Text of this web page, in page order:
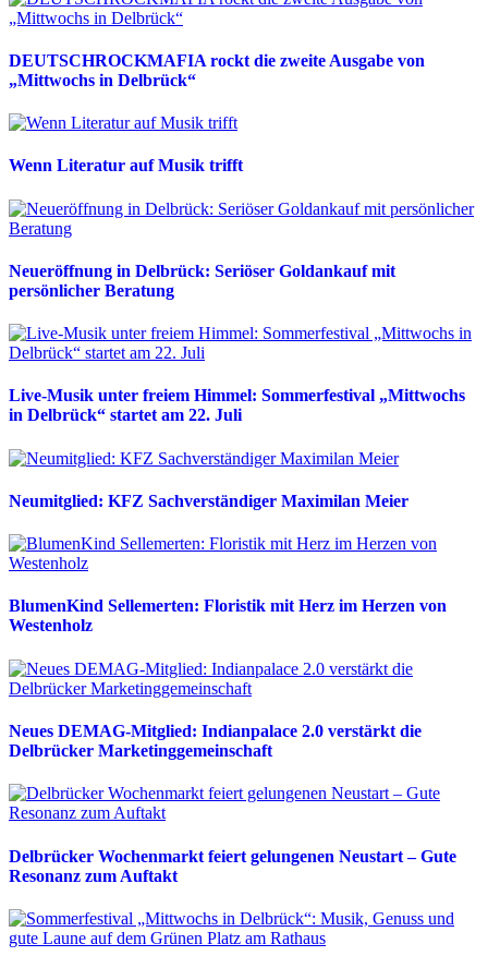
DEUTSCHROCKMAFIA rockt die zweite Ausgabe von
„Mittwochs in Delbrück“
Wenn Literatur auf Musik trifft
Neueröffnung in Delbrück: Seriöser Goldankauf mit
persönlicher Beratung
Live-Musik unter freiem Himmel: Sommerfestival „Mittwochs
in Delbrück“ startet am 22. Juli
Neumitglied: KFZ Sachverständiger Maximilan Meier
BlumenKind Sellemerten: Floristik mit Herz im Herzen von
Westenholz
Neues DEMAG-Mitglied: Indianpalace 2.0 verstärkt die
Delbrücker Marketinggemeinschaft
Delbrücker Wochenmarkt feiert gelungenen Neustart – Gute
Resonanz zum Auftakt